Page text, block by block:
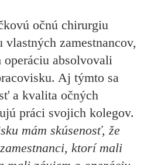
očnú chirurgiu
vlastných zamestnancov,
absolvovali
Aj týmto sa
a kvalita očných
práci svojich kolegov.
mám skúsenosť, že
ktorí mali